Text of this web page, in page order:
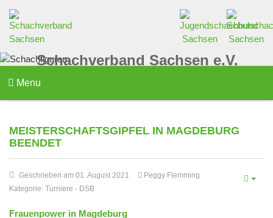
Schachverband Sachsen e.V.
Menu
MEISTERSCHAFTSGIPFEL IN MAGDEBURG
BEENDET
Geschrieben am 01. August 2021
Peggy Flemming
Kategorie: Turniere - DSB
Frauenpower in Magdeburg